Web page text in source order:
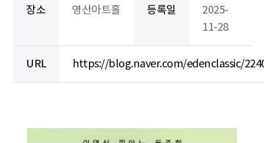
장소 영산아트홀 등록일
2025-
11-28
URL https://blog.naver.com/edenclassic/